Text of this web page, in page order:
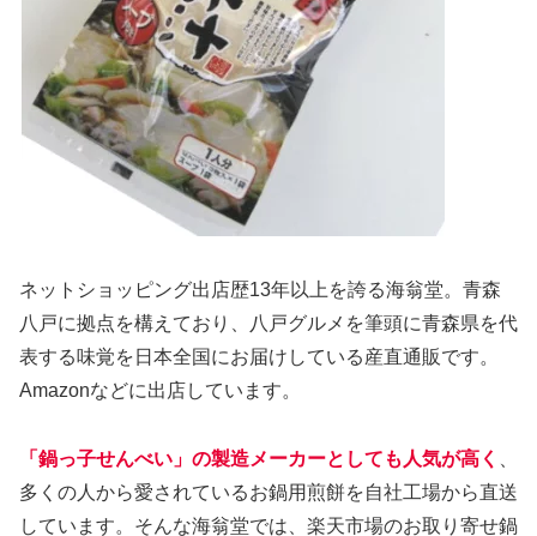
ネットショッピング出店歴13年以上を誇る海翁堂。青森
八戸に拠点を構えており、八戸グルメを筆頭に青森県を代
表する味覚を日本全国にお届けしている産直通販です。
Amazonなどに出店しています。
「鍋っ子せんべい」の製造メーカーとしても人気が高く
多くの人から愛されているお鍋用煎餅を自社工場から直送
しています。そんな海翁堂では、楽天市場のお取り寄せ鍋